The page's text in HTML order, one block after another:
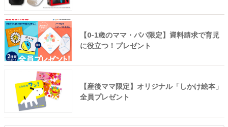
【0-1歳のママ・パパ限定】資料請求で育児
に役立つ！プレゼント
【産後ママ限定】オリジナル「しかけ絵本」
全員プレゼント